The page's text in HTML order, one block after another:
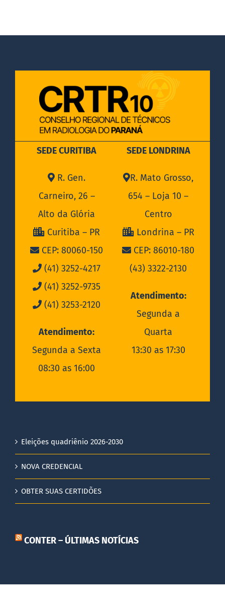
SEDE CURITIBA
R. Gen.
Carneiro, 26 –
Alto da Glória
Curitiba – PR
CEP: 80060-150
(41) 3252-4217
(41) 3252-9735
(41) 3253-2120
Atendimento:
Segunda a Sexta
08:30 as 16:00
SEDE LONDRINA
R. Mato Grosso,
654 – Loja 10 –
Centro
Londrina – PR
CEP: 86010-180
(43) 3322-2130
Atendimento:
Segunda a
Quarta
13:30 as 17:30
Eleições quadriênio 2026-2030
NOVA CREDENCIAL
OBTER SUAS CERTIDÕES
CONTER – ÚLTIMAS NOTÍCIAS